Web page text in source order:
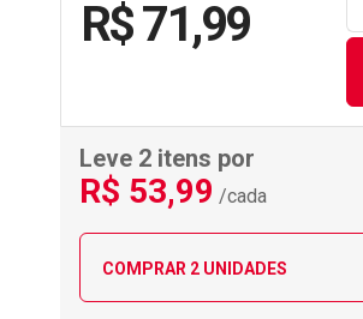
R$ 71,99
Leve 2 itens por
R$ 53,99 /cada
COMPRAR 2 UNIDADES